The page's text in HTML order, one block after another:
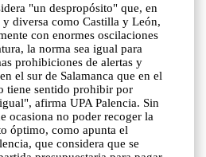
"un despropósito" que, en
y diversa como Castilla y León,
con enormes oscilaciones
la norma sea igual para
prohibiciones de alertas y
el sur de Salamanca que en el
tiene sentido prohibir por
afirma UPA Palencia. Sin
ocasiona no poder recoger la
óptimo, como apunta el
que considera que se